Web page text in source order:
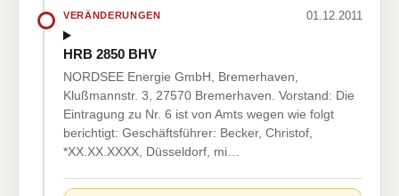
VERÄNDERUNGEN 01.12.2011
HRB 2850 BHV
NORDSEE Energie GmbH, Bremerhaven,
Klußmannstr. 3, 27570 Bremerhaven. Vorstand: Die
Eintragung zu Nr. 6 ist von Amts wegen wie folgt
berichtigt: Geschäftsführer: Becker, Christof,
*XX.XX.XXXX, Düsseldorf, mi…